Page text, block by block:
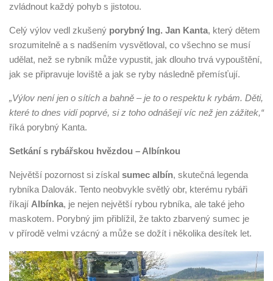
zvládnout každý pohyb s jistotou.
Celý výlov vedl zkušený porybný Ing. Jan Kanta, který dětem
srozumitelně a s nadšením vysvětloval, co všechno se musí
udělat, než se rybník může vypustit, jak dlouho trvá vypouštění,
jak se připravuje loviště a jak se ryby následně přemísťují.
„Výlov není jen o sítích a bahně – je to o respektu k rybám. Děti,
které to dnes vidí poprvé, si z toho odnášejí víc než jen zážitek,“
říká porybný Kanta.
Setkání s rybářskou hvězdou – Albínkou
Největší pozornost si získal sumec albín, skutečná legenda
rybníka Dalovák. Tento neobvykle světlý obr, kterému rybáři
říkají Albínka, je nejen největší rybou rybníka, ale také jeho
maskotem. Porybný jim přiblížil, že takto zbarvený sumec je
v přírodě velmi vzácný a může se dožít i několika desítek let.